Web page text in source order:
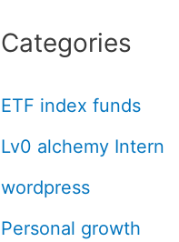
Categories
ETF index funds
Lv0 alchemy Intern
wordpress
Personal growth